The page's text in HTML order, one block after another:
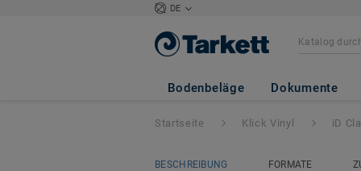
DE
Bodenbeläge Dokumente
iD Classics Click
Startseite Klick Vinyl iD
BESCHREIBUNG FORMATE